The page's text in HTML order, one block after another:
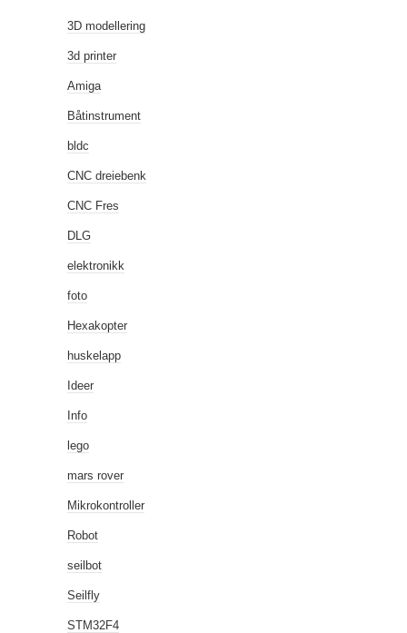
3D modellering
3d printer
Amiga
Båtinstrument
bldc
CNC dreiebenk
CNC Fres
DLG
elektronikk
foto
Hexakopter
huskelapp
Ideer
Info
lego
mars rover
Mikrokontroller
Robot
seilbot
Seilfly
STM32F4